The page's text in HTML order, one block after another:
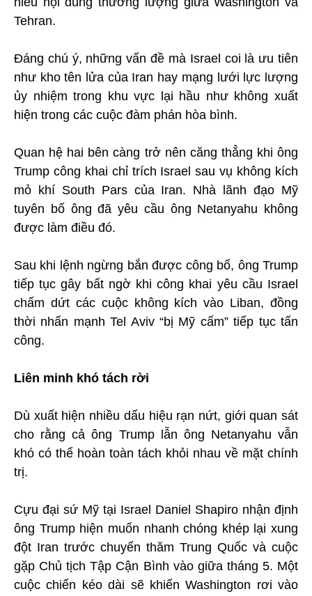
Tehran.
Đáng chú ý, những vấn đề mà Israel coi là ưu tiên
như kho tên lửa của Iran hay mạng lưới lực lượng
ủy nhiệm trong khu vực lại hầu như không xuất
hiện trong các cuộc đàm phán hòa bình.
Quan hệ hai bên càng trở nên căng thẳng khi ông
Trump công khai chỉ trích Israel sau vụ không kích
mỏ khí South Pars của Iran. Nhà lãnh đạo Mỹ
tuyên bố ông đã yêu cầu ông Netanyahu không
được làm điều đó.
Sau khi lệnh ngừng bắn được công bố, ông Trump
tiếp tục gây bất ngờ khi công khai yêu cầu Israel
chấm dứt các cuộc không kích vào Liban, đồng
thời nhấn mạnh Tel Aviv “bị Mỹ cấm” tiếp tục tấn
công.
Liên minh khó tách rời
Dù xuất hiện nhiều dấu hiệu rạn nứt, giới quan sát
cho rằng cả ông Trump lẫn ông Netanyahu vẫn
khó có thể hoàn toàn tách khỏi nhau về mặt chính
trị.
Cựu đại sứ Mỹ tại Israel Daniel Shapiro nhận định
ông Trump hiện muốn nhanh chóng khép lại xung
đột Iran trước chuyến thăm Trung Quốc và cuộc
gặp Chủ tịch Tập Cận Bình vào giữa tháng 5. Một
cuộc chiến kéo dài sẽ khiến Washington rơi vào